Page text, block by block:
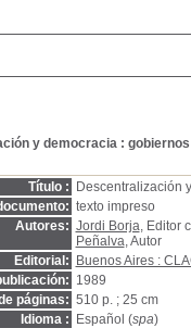
y democracia :
Título :
Descentralización
texto impreso
Autores: Jordi Borja, Editor
Peñalva, Autor
Editorial:
Buenos Aires :
1989
páginas: 510 p. ; 25 cm
Idioma :
Español (spa)